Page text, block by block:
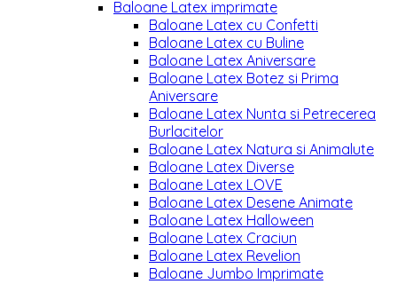
Baloane Latex imprimate
Baloane Latex cu Confetti
Baloane Latex cu Buline
Baloane Latex Aniversare
Baloane Latex Botez si Prima
Aniversare
Baloane Latex Nunta si Petrecerea
Burlacitelor
Baloane Latex Natura si Animalute
Baloane Latex Diverse
Baloane Latex LOVE
Baloane Latex Desene Animate
Baloane Latex Halloween
Baloane Latex Craciun
Baloane Latex Revelion
Baloane Jumbo Imprimate